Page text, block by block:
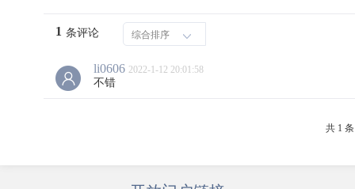
1 条评论 综合排序
li0606 2022-1-12 20:01:58
不错
共 1 条